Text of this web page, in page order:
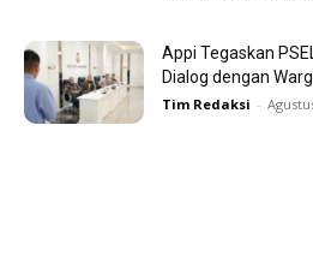
Appi Tegaskan
Dialog dengan
Tim Redaksi -